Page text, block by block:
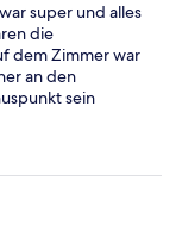
super und alles
die
dem Zimmer war
an den
sein
den Mitarbeitern
wir haben auf